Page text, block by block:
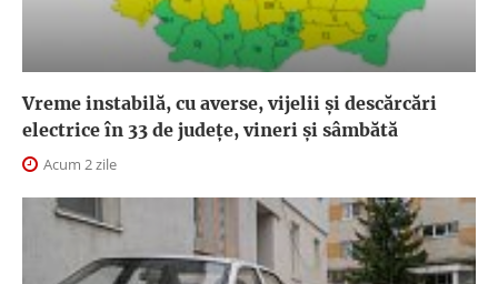
Vreme instabilă, cu averse, vijelii și descărcări
electrice în 33 de județe, vineri și sâmbătă
Acum 2 zile